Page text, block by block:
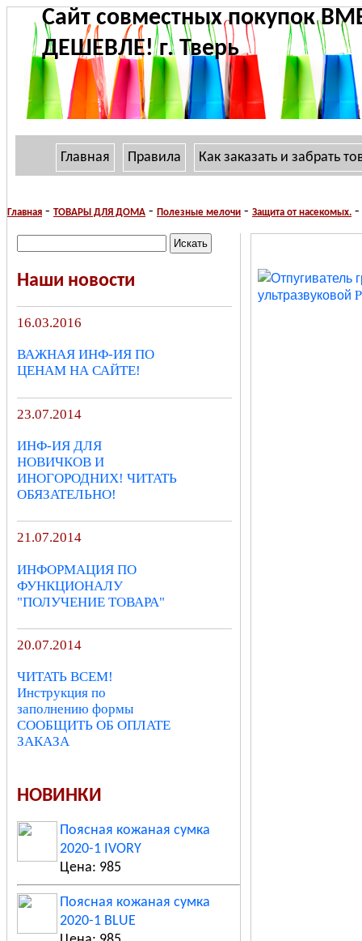
Сайт совместных покупок
ДЕШЕВЛЕ! г. Тверь
Главная Правила Как заказать и забрать
Главная - ТОВАРЫ ДЛЯ ДОМА - Полезные мелочи - Защита от насекомых. -
Наши новости
16.03.2016
ВАЖНАЯ ИНФ-ИЯ ПО
ЦЕНАМ НА САЙТЕ!
23.07.2014
ИНФ-ИЯ ДЛЯ
НОВИЧКОВ И
ИНОГОРОДНИХ! ЧИТАТЬ
ОБЯЗАТЕЛЬНО!
21.07.2014
ИНФОРМАЦИЯ ПО
ФУНКЦИОНАЛУ
"ПОЛУЧЕНИЕ ТОВАРА"
20.07.2014
ЧИТАТЬ ВСЕМ!
Инструкция по
заполнению формы
СООБЩИТЬ ОБ ОПЛАТЕ
ЗАКАЗА
НОВИНКИ
Поясная кожаная сумка
2020-1 IVORY
Цена: 985
Поясная кожаная сумка
2020-1 BLUE